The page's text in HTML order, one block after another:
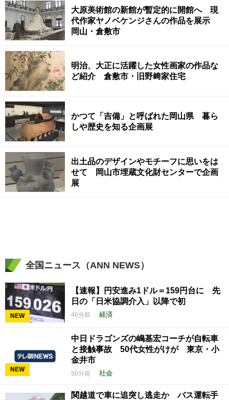
大原美術館の新館が暫定的に開館へ 現
代作家ヤノベケンジさんの作品を展示
岡山・倉敷市
明治、大正に活躍した女性画家の作品な
ど紹介 倉敷市・旧野﨑家住宅
かつて「吉備」と呼ばれた岡山県 暮ら
しや歴史を知る企画展
出土品のデザインやモチーフに思いをは
せて 岡山市埋蔵文化財センターで企画
展
全国ニュース（ANN NEWS）
NEW
【速報】円安進み1ドル＝159円台に 先
日の「日米協調介入」以降で初
46分前 経済
NEW
中日ドラゴンズの嶋基宏コーチが自転車
と接触事故 50代女性がけが 東京・小
金井市
50分前 社会
関越道で車に追突し逃走か バス運転手